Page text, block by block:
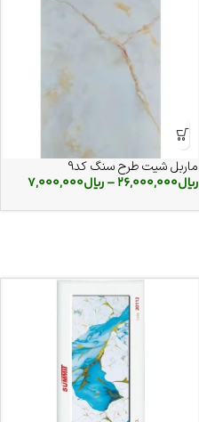
ماربل شیت طرح سنگ کد9
ریال26,000,000
–ریال7,000,000